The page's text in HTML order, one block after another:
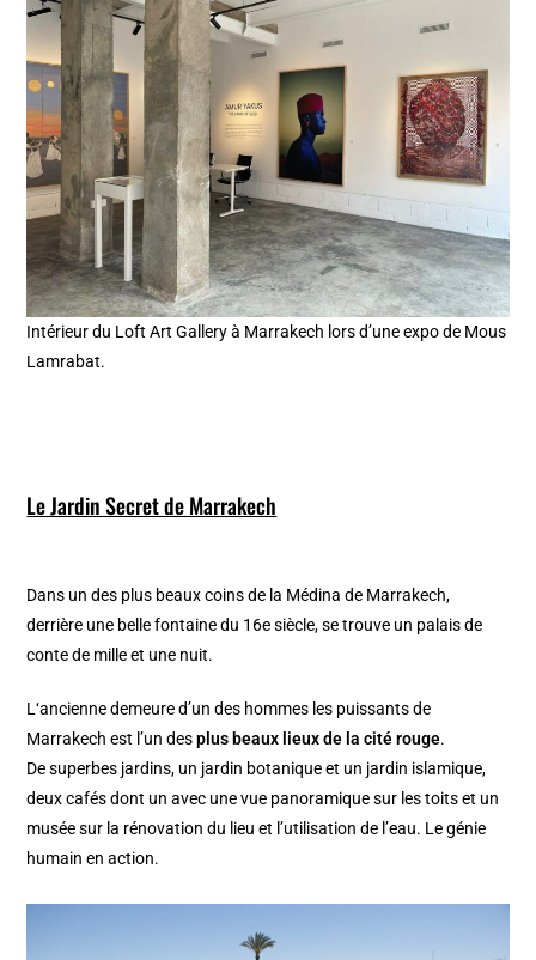
Intérieur du Loft Art Gallery à Marrakech lors d’une expo de Mous
Lamrabat.
Le Jardin Secret de Marrakech
Dans un des plus beaux coins de la Médina de Marrakech,
derrière une belle fontaine du 16e siècle, se trouve un palais de
conte de mille et une nuit.
L‘ancienne demeure d’un des hommes les puissants de
Marrakech est l’un desplus beaux lieux de la cité rouge.
De superbes jardins, un jardin botanique et un jardin islamique,
deux cafés dont un avec une vue panoramique sur les toits et un
musée sur la rénovation du lieu et l’utilisation de l’eau. Le génie
humain en action.